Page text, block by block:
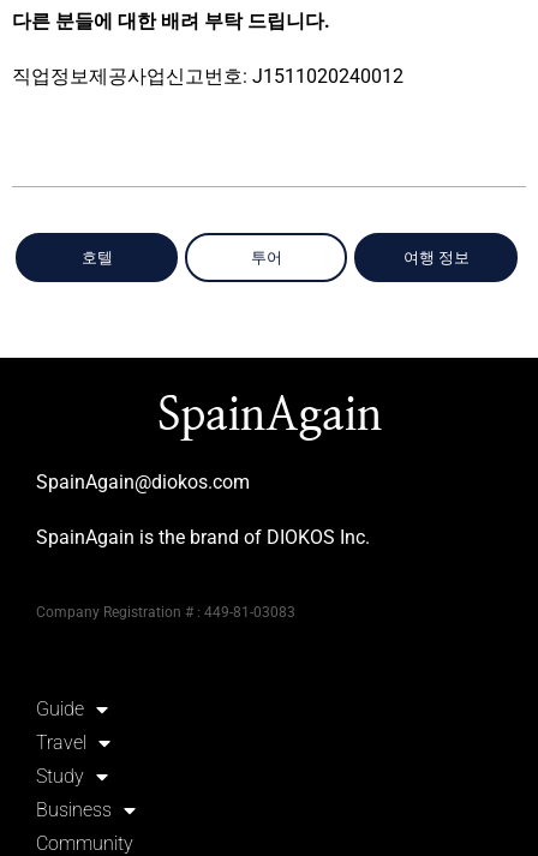
다른 분들에 대한 배려 부탁 드립니다.
직업정보제공사업신고번호: J1511020240012
호텔 투어 여행 정보
SpainAgain
SpainAgain@diokos.com
SpainAgain is the brand of DIOKOS Inc.
Company Registration # : 449-81-03083
Guide
Travel
Study
Business
Community